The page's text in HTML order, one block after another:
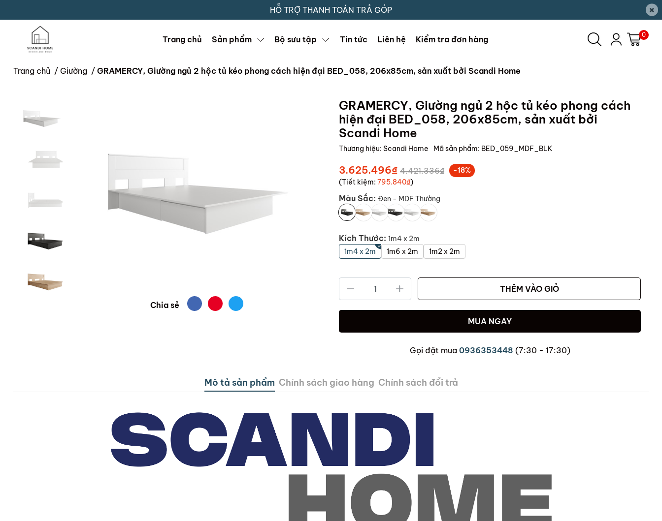
HỖ TRỢ THANH TOÁN TRẢ GÓP ×
Trang chủ Sản phẩm Bộ sưu tập Tin tức Liên hệ Kiểm tra đơn hàng 0
Trang chủ / Giường / GRAMERCY, Giường ngủ 2 hộc tủ kéo phong cách hiện đại BED_058, 206x85cm, sản xuất bởi Scandi Home
Chia sẻ
GRAMERCY, Giường ngủ 2 hộc tủ kéo phong cách
hiện đại BED_058, 206x85cm, sản xuất bởi
Scandi Home
Thương hiệu: Scandi Home Mã sản phẩm: BED_059_MDF_BLK
3.625.496₫ 4.421.336₫
-18%
(Tiết kiệm: 795.840₫)
Màu Sắc: Đen - MDF Thường
Kích Thước: 1m4 x 2m
1m4 x 2m
1m6 x 2m 1m2 x 2m
THÊM VÀO GIỎ
MUA NGAY
Gọi đặt mua 0936353448 (7:30 - 17:30)
Mô tả sản phẩm Chính sách giao hàng Chính sách đổi trả